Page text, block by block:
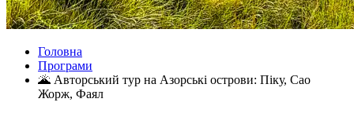
Головна
Програми
🌋 Авторський тур на Азорські острови: Піку, Сао
Жорж, Фаял